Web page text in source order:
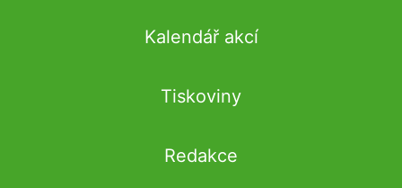
Kalendář akcí
Tiskoviny
Redakce